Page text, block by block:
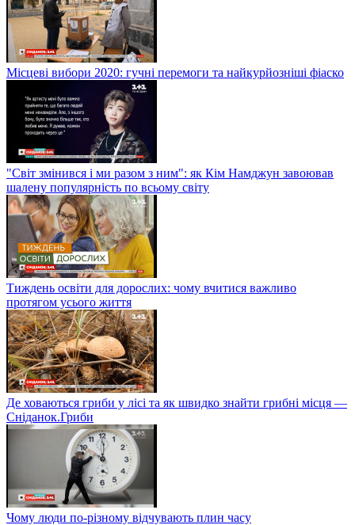
Місцеві вибори 2020: гучні перемоги та найкурйозніші фіаско
"Світ змінився і ми разом з ним": як Кім Намджун завоював
шалену популярність по всьому світу
Тиждень освіти для дорослих: чому вчитися важливо
протягом усього життя
Де ховаються гриби у лісі та як швидко знайти грибні місця —
Сніданок.Гриби
Чому люди по-різному відчувають плин часу